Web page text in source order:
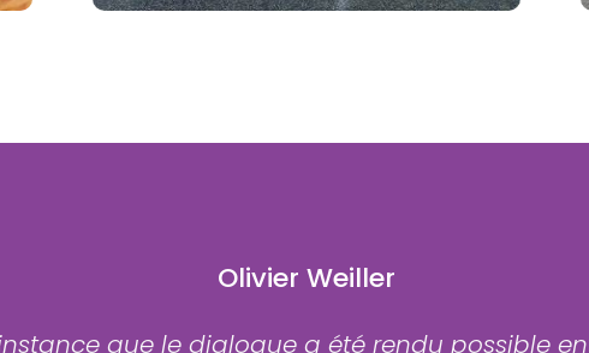
Olivier Weiller
que le dialogue a été rendu possible